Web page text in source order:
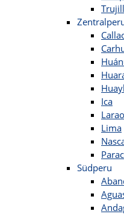
Ica
Lima
Südperu